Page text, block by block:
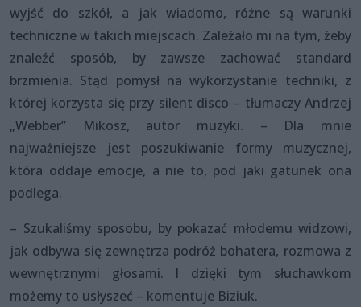
wyjść do szkół, a jak wiadomo, różne są warunki
techniczne w takich miejscach. Zależało mi na tym, żeby
znaleźć sposób, by zawsze zachować standard
brzmienia. Stąd pomysł na wykorzystanie techniki, z
której korzysta się przy silent disco – tłumaczy Andrzej
„Webber” Mikosz, autor muzyki. – Dla mnie
najważniejsze jest poszukiwanie formy muzycznej,
która oddaje emocje, a nie to, pod jaki gatunek ona
podlega.
– Szukaliśmy sposobu, by pokazać młodemu widzowi,
jak odbywa się zewnętrza podróż bohatera, rozmowa z
wewnętrznymi głosami. I dzięki tym słuchawkom
możemy to usłyszeć – komentuje Biziuk.